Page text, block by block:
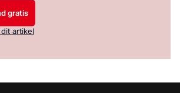
gratis
artikel